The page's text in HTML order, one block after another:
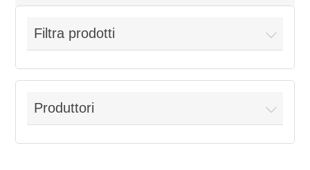
Filtra prodotti
Produttori